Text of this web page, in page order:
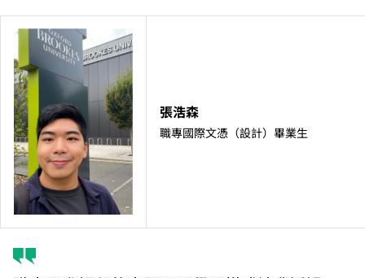
張浩森
職專國際文憑（設計）畢業生